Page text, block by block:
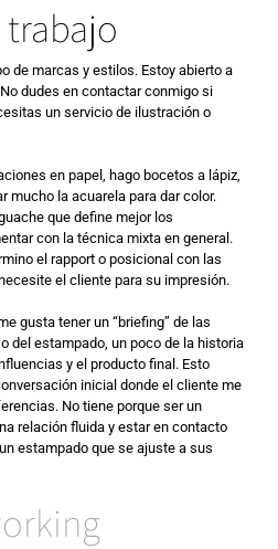
de marcas y estilos. Estoy abierto a
dudes en contactar conmigo si
un servicio de ilustración o
en papel, hago bocetos a lápiz,
mucho la acuarela para dar color.
que define mejor los
con la técnica mixta en general.
el rapport o posicional con las
el cliente para su impresión.
gusta tener un “briefing” de las
del estampado, un poco de la historia
y el producto final. Esto
inicial donde el cliente me
No tiene porque ser un
relación fluida y estar en contacto
estampado que se ajuste a sus